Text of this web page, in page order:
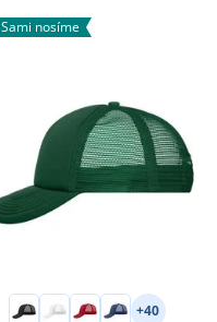
Sami nosíme
+40